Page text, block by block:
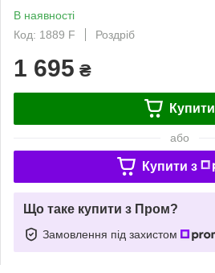
В наявності
Код: 1889 F
Роздріб
1 695 ₴
Купити
або
Купити з
Що таке купити з Пром?
Замовлення під захистом